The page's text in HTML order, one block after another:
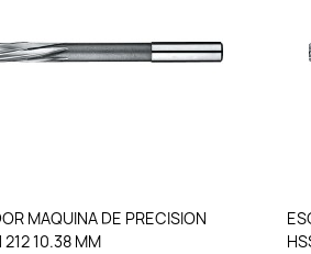
Añadir al carrito
MAQUINA DE PRECISION
212 10.38 MM